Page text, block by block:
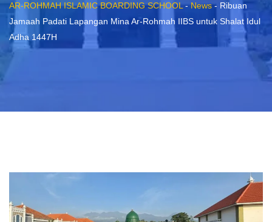
AR-ROHMAH ISLAMIC BOARDING SCHOOL-News- Ribuan
Jamaah Padati Lapangan Mina Ar-Rohmah IIBS untuk Shalat Idul
Adha 1447H